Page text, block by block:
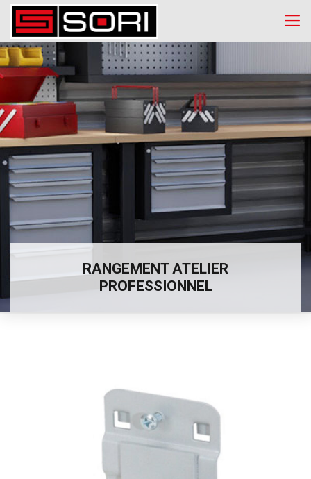
RANGEMENT ATELIER
PROFESSIONNEL